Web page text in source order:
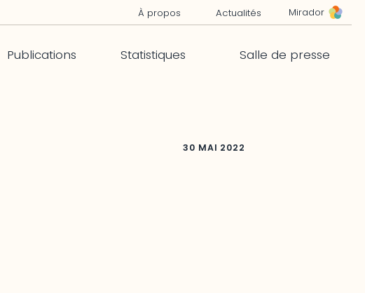
À propos Actualités Mirador
Publications Statistiques Salle de presse
30 MAI 2022